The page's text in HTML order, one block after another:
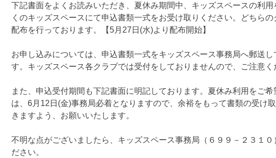
下記書面をよくお読みいただき、夏休み期間中、キッズスペースの利
くのキッズスペースにて申込書類一式をお受け取りください。どちら
配布を行っております。【5月27日(水)より配布開始】
お申し込みについては、申込書類一式をキッズスペース事務局へ郵送し
す。キッズスペース各クラブでは受付をしておりませんので、ご注意く
また、申込受付期間も下記書面に明記しております。夏休み利用をご希
は、6月12日(金)事務局必着となりますので、余裕をもって書類の受け
きますよう、お願いいたします。
不明な点がございましたら、キッズスペース事務局（６９９－２３１０
ださい。